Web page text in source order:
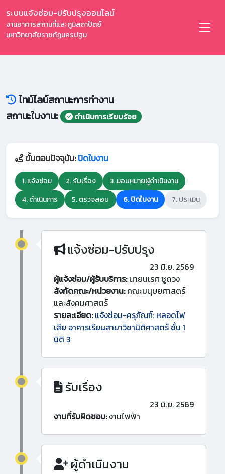
ระบบแจ้งซ่อม-ปรับปรุงออนไลน์
งานอาคารสถานที่และภูมิสถาปัตย์
มหาวิทยาลัยราชภัฏนครปฐม
ไทม์ไลน์สถานะการทำงาน
สถานะใบงาน:
ดำเนินการเรียบร้อย
ขั้นตอนปัจจุบัน:ปิดใบงาน
1. แจ้งซ่อม 2. รับเรื่อง
3. มอบหมายผู้ดำเนินงาน
4. ดำเนินการ
5. ตรวจสอบ 6. ปิดใบงาน 7. ประเมิน
แจ้งซ่อม-ปรับปรุง
23 มิ.ย. 2569
ผู้แจ้งซ่อม/ผู้รับบริการ:นายนเรศ ชูดวง
สังกัดคณะ/หน่วยงาน:คณะมนุษยศาสตร์
และสังคมศาสตร์
รายละเอียด: แจ้งซ่อม-ครุภัณฑ์: หลอดไฟ
เสีย อาคารเรียนสาขาวิชานิติศาสตร์ ชั้น 1
นิติ 3
รับเรื่อง
23 มิ.ย. 2569
งานที่รับผิดชอบ:งานไฟฟ้า
ผู้ดำเนินงาน